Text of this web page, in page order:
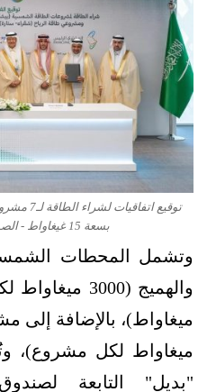
توقيع
بسعة 15 غيغاواط - الصورة من وزارة الطاقة
وتشمل المحطات
ميغاواط لكل مشروع)،
"بديل" التابعة